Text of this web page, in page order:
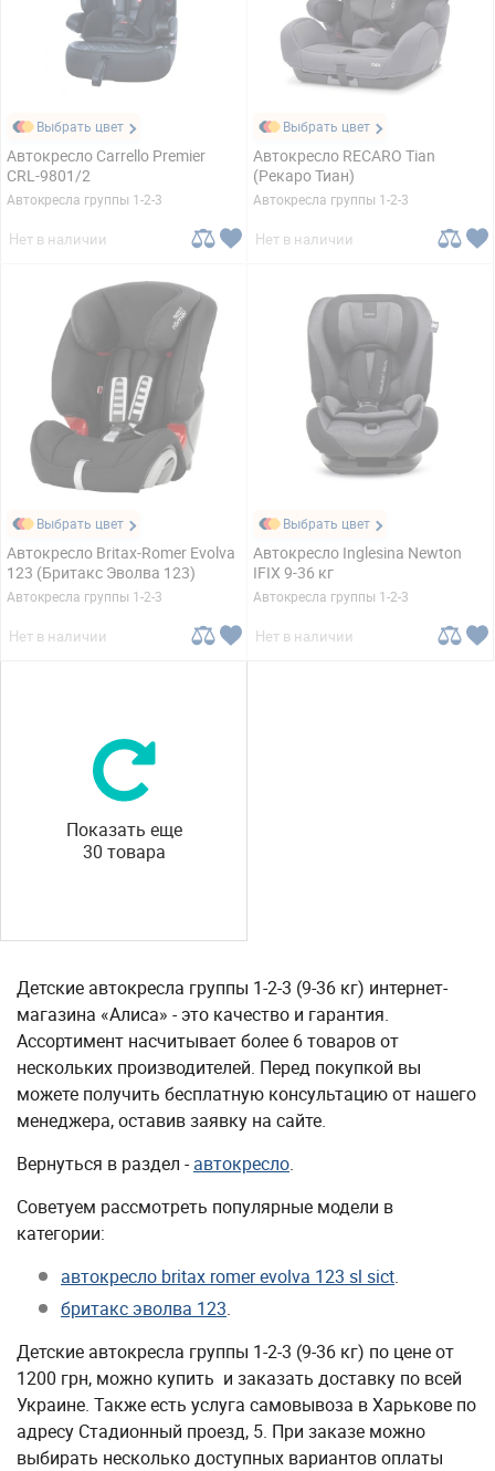
Выбрать цвет
Автокресло Carrello Premier
CRL-9801/2
Автокресла группы 1-2-3
Нет в наличии
Выбрать цвет
Автокресло RECARO Tian
(Рекаро Тиан)
Автокресла группы 1-2-3
Нет в наличии
Выбрать цвет
Автокресло Britax-Romer Evolva
123 (Бритакс Эволва 123)
Автокресла группы 1-2-3
Нет в наличии
Выбрать цвет
Автокресло Inglesina Newton
IFIX 9-36 кг
Автокресла группы 1-2-3
Нет в наличии
Показать еще
30 товара
Детские автокресла группы 1-2-3 (9-36 кг) интернет-
магазина «Алиса» - это качество и гарантия.
Ассортимент насчитывает более 6 товаров от
нескольких производителей. Перед покупкой вы
можете получить бесплатную консультацию от нашего
менеджера, оставив заявку на сайте.
Вернуться в раздел -автокресло.
Советуем рассмотреть популярные модели в
категории:
автокресло britax romer evolva 123 sl sict.
бритакс эволва 123.
Детские автокресла группы 1-2-3 (9-36 кг) по цене от
1200 грн, можно купить и заказать доставку по всей
Украине. Также есть услуга самовывоза в Харькове по
адресу Стадионный проезд, 5. При заказе можно
выбирать несколько доступных вариантов оплаты